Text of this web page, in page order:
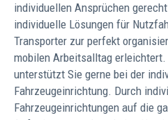
individuellen Ansprüchen
individuelle Lösungen für
Transporter zur perfekt
mobilen Arbeitsalltag
unterstützt Sie gerne bei der
Fahrzeugeinrichtung. Durch
Fahrzeugeinrichtungen auf die